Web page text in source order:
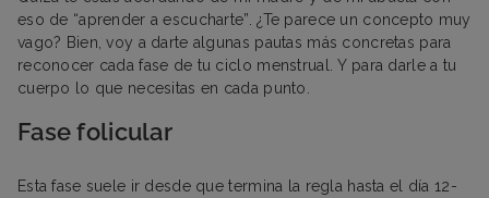
eso de “aprender a escucharte”. ¿Te parece un concepto muy
vago? Bien, voy a darte algunas pautas más concretas para
reconocer cada fase de tu ciclo menstrual. Y para darle a tu
cuerpo lo que necesitas en cada punto.
Fase folicular
Esta fase suele ir desde que termina la regla hasta el día 12-